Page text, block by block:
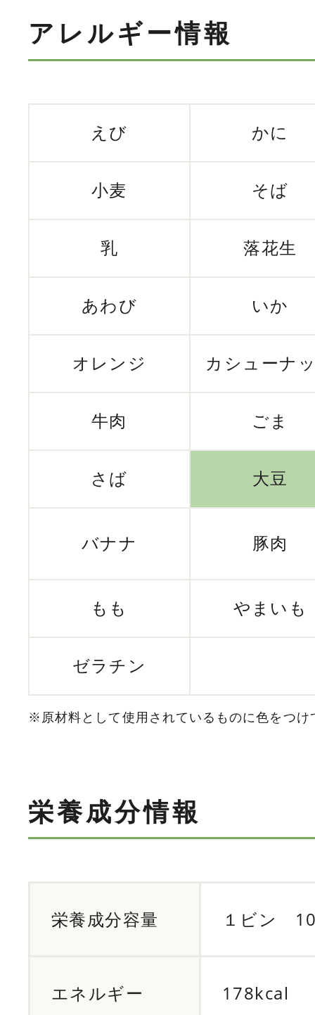
アレルギー情報
えび かに
小麦 そば
乳 落花生
あわび いか
オレンジ カシューナ
牛肉 ごま
さば 大豆
バナナ 豚肉
もも やまいも
ゼラチン
※原材料として使用されているものに色をつけ
栄養成分情報
栄養成分容量 １ビン
エネルギー 178kcal